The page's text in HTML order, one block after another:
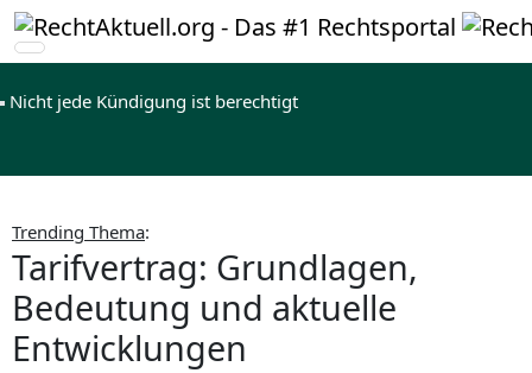
Nicht jede Kündigung ist berechtigt
Trending Thema:
Tarifvertrag: Grundlagen,
Bedeutung und aktuelle
Entwicklungen